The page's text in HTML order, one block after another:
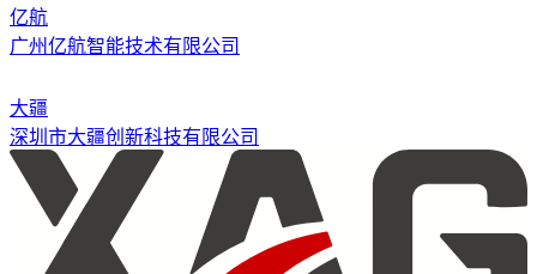
亿航
广州亿航智能技术有限公司
大疆
深圳市大疆创新科技有限公司